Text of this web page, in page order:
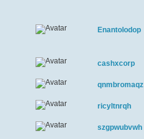
Enantolodop
cashxcorp
qnmbromaqz
ricyltnrqh
szgpwubvwh